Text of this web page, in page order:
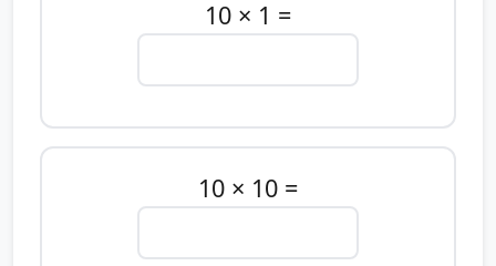
10 × 1 =
10 × 10 =